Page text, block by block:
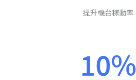
提升機台稼動率
10%